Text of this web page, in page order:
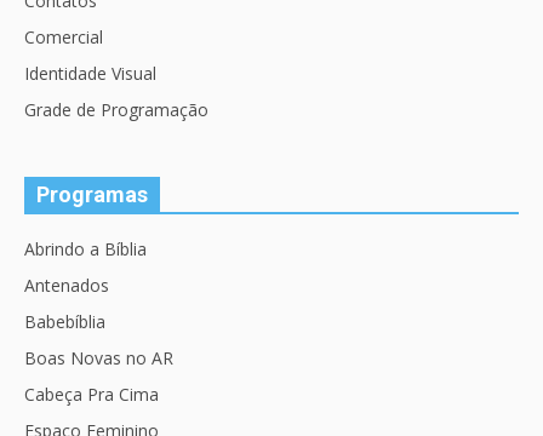
Comercial
Identidade Visual
Grade de Programação
Programas
Abrindo a Bíblia
Antenados
Babebíblia
Boas Novas no AR
Cabeça Pra Cima
Espaço Feminino